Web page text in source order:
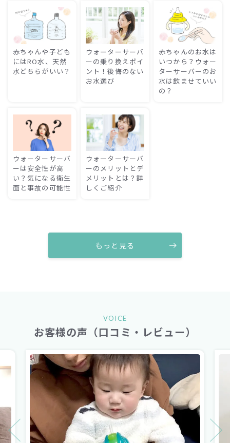
赤ちゃんや子ども
にはRO水、天然
水どちらがいい？
ウォーターサーバ
ーの乗り換えポイ
ント！後悔のない
お水選び
赤ちゃんのお水は
いつから？ウォー
ターサーバーのお
水は飲ませていい
の？
ウォーターサーバ
ーは安全性が高
い？気になる衛生
面と事故の可能性
ウォーターサーバ
ーのメリットとデ
メリットとは？詳
しくご紹介
もっと見る
VOICE
お客様の声（口コミ・レビュー）